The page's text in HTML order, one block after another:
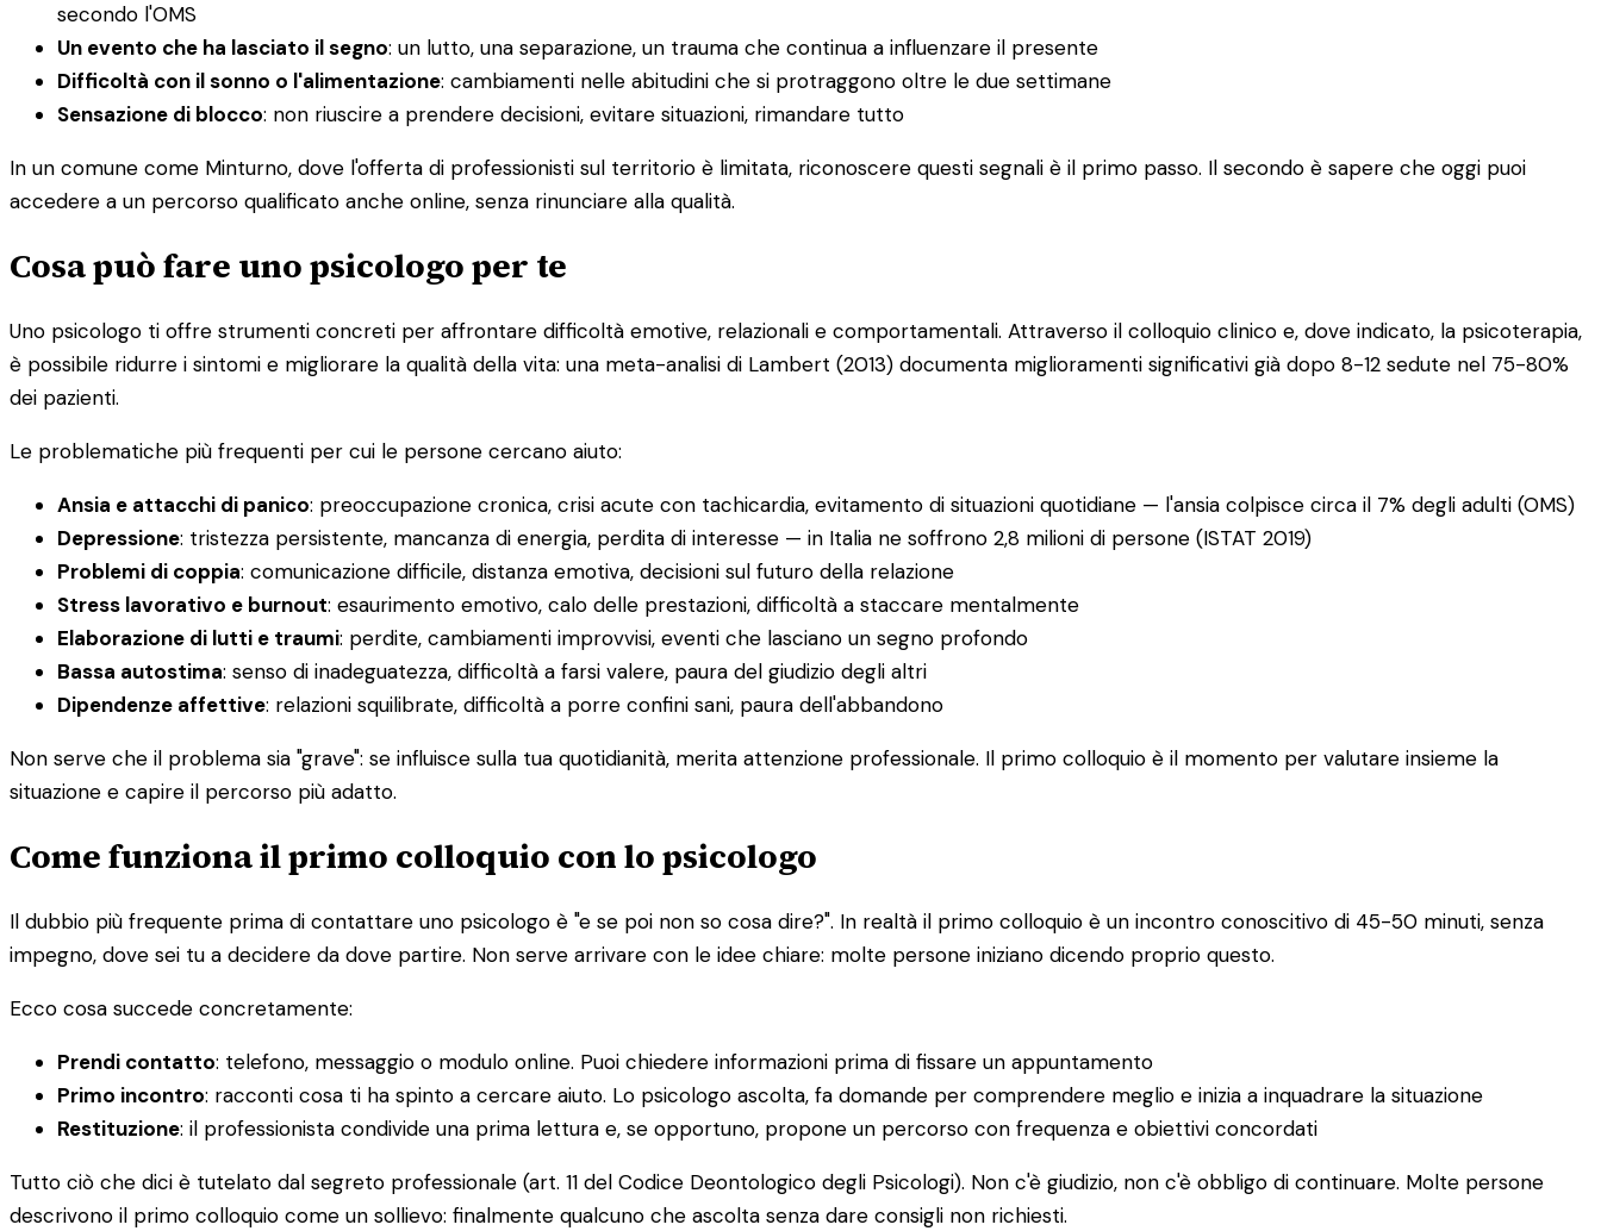
secondo l'OMS
Un evento che ha lasciato il segno: un lutto, una separazione, un trauma che continua a influenzare il presente
Difficoltà con il sonno o l'alimentazione: cambiamenti nelle abitudini che si protraggono oltre le due settimane
Sensazione di blocco: non riuscire a prendere decisioni, evitare situazioni, rimandare tutto
In un comune come Minturno, dove l'offerta di professionisti sul territorio è limitata, riconoscere questi segnali è il primo passo. Il secondo è sapere che oggi puoi
accedere a un percorso qualificato anche online, senza rinunciare alla qualità.
Cosa può fare uno psicologo per te
Uno psicologo ti offre strumenti concreti per affrontare difficoltà emotive, relazionali e comportamentali. Attraverso il colloquio clinico e, dove indicato, la psicoterapia,
è possibile ridurre i sintomi e migliorare la qualità della vita: una meta-analisi di Lambert (2013) documenta miglioramenti significativi già dopo 8-12 sedute nel 75-80%
dei pazienti.
Le problematiche più frequenti per cui le persone cercano aiuto:
Ansia e attacchi di panico: preoccupazione cronica, crisi acute con tachicardia, evitamento di situazioni quotidiane — l'ansia colpisce circa il 7% degli adulti (OMS)
Depressione: tristezza persistente, mancanza di energia, perdita di interesse — in Italia ne soffrono 2,8 milioni di persone (ISTAT 2019)
Problemi di coppia: comunicazione difficile, distanza emotiva, decisioni sul futuro della relazione
Stress lavorativo e burnout: esaurimento emotivo, calo delle prestazioni, difficoltà a staccare mentalmente
Elaborazione di lutti e traumi: perdite, cambiamenti improvvisi, eventi che lasciano un segno profondo
Bassa autostima: senso di inadeguatezza, difficoltà a farsi valere, paura del giudizio degli altri
Dipendenze affettive: relazioni squilibrate, difficoltà a porre confini sani, paura dell'abbandono
Non serve che il problema sia "grave": se influisce sulla tua quotidianità, merita attenzione professionale. Il primo colloquio è il momento per valutare insieme la
situazione e capire il percorso più adatto.
Come funziona il primo colloquio con lo psicologo
Il dubbio più frequente prima di contattare uno psicologo è "e se poi non so cosa dire?". In realtà il primo colloquio è un incontro conoscitivo di 45-50 minuti, senza
impegno, dove sei tu a decidere da dove partire. Non serve arrivare con le idee chiare: molte persone iniziano dicendo proprio questo.
Ecco cosa succede concretamente:
Prendi contatto: telefono, messaggio o modulo online. Puoi chiedere informazioni prima di fissare un appuntamento
Primo incontro: racconti cosa ti ha spinto a cercare aiuto. Lo psicologo ascolta, fa domande per comprendere meglio e inizia a inquadrare la situazione
Restituzione: il professionista condivide una prima lettura e, se opportuno, propone un percorso con frequenza e obiettivi concordati
Tutto ciò che dici è tutelato dal segreto professionale (art. 11 del Codice Deontologico degli Psicologi). Non c'è giudizio, non c'è obbligo di continuare. Molte persone
descrivono il primo colloquio come un sollievo: finalmente qualcuno che ascolta senza dare consigli non richiesti.